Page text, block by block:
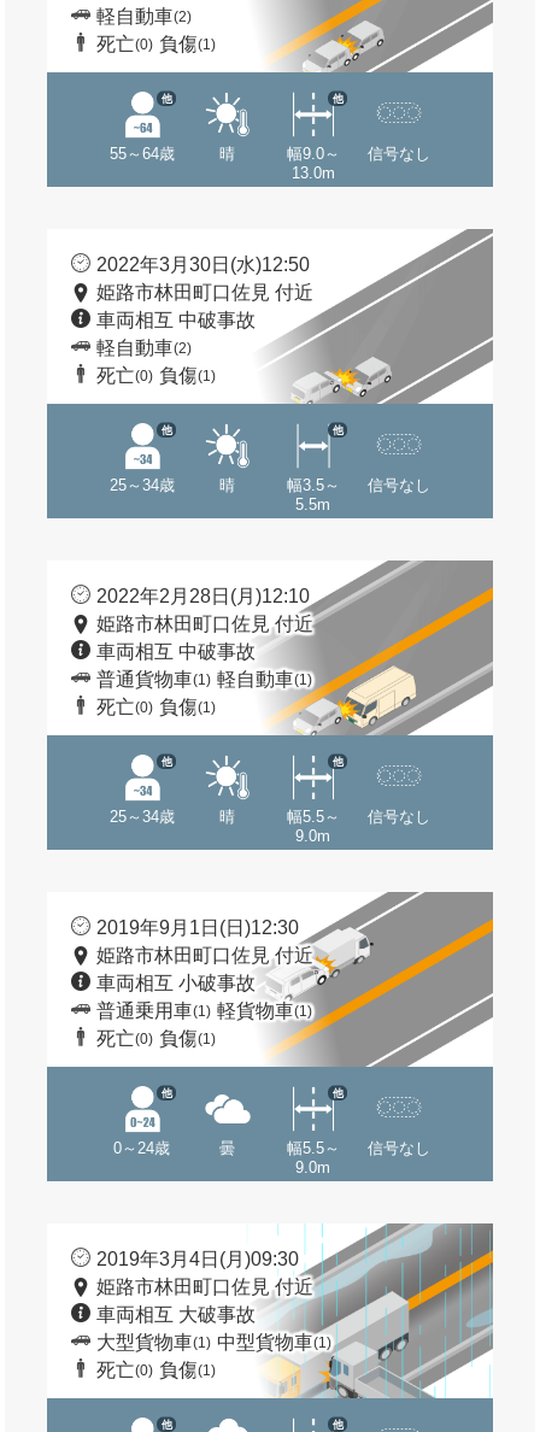
軽自動車(2)
死亡(0) 負傷(1)
55～64歳
他
晴
幅9.0～
13.0m
他
信号なし
2022年3月30日(水)12:50
姫路市林田町口佐見 付近
車両相互 中破事故
軽自動車(2)
死亡(0) 負傷(1)
25～34歳
他
晴
幅3.5～
5.5m
他
信号なし
2022年2月28日(月)12:10
姫路市林田町口佐見 付近
車両相互 中破事故
普通貨物車(1) 軽自動車(1)
死亡(0) 負傷(1)
25～34歳
他
晴
幅5.5～
9.0m
他
信号なし
2019年9月1日(日)12:30
姫路市林田町口佐見 付近
車両相互 小破事故
普通乗用車(1) 軽貨物車(1)
死亡(0) 負傷(1)
0～24歳
他
曇
幅5.5～
9.0m
他
信号なし
2019年3月4日(月)09:30
姫路市林田町口佐見 付近
車両相互 大破事故
大型貨物車(1) 中型貨物車(1)
死亡(0) 負傷(1)
他 他